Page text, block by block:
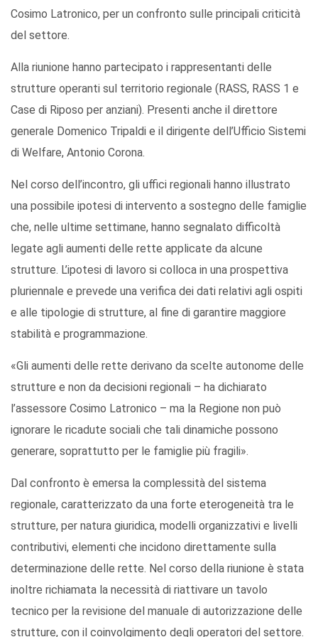
Cosimo Latronico, per un confronto sulle principali criticità
del settore.
Alla riunione hanno partecipato i rappresentanti delle
strutture operanti sul territorio regionale (RASS, RASS 1 e
Case di Riposo per anziani). Presenti anche il direttore
generale Domenico Tripaldi e il dirigente dell’Ufficio Sistemi
di Welfare, Antonio Corona.
Nel corso dell’incontro, gli uffici regionali hanno illustrato
una possibile ipotesi di intervento a sostegno delle famiglie
che, nelle ultime settimane, hanno segnalato difficoltà
legate agli aumenti delle rette applicate da alcune
strutture. L’ipotesi di lavoro si colloca in una prospettiva
pluriennale e prevede una verifica dei dati relativi agli ospiti
e alle tipologie di strutture, al fine di garantire maggiore
stabilità e programmazione.
«Gli aumenti delle rette derivano da scelte autonome delle
strutture e non da decisioni regionali – ha dichiarato
l’assessore Cosimo Latronico – ma la Regione non può
ignorare le ricadute sociali che tali dinamiche possono
generare, soprattutto per le famiglie più fragili».
Dal confronto è emersa la complessità del sistema
regionale, caratterizzato da una forte eterogeneità tra le
strutture, per natura giuridica, modelli organizzativi e livelli
contributivi, elementi che incidono direttamente sulla
determinazione delle rette. Nel corso della riunione è stata
inoltre richiamata la necessità di riattivare un tavolo
tecnico per la revisione del manuale di autorizzazione delle
strutture, con il coinvolgimento degli operatori del settore.